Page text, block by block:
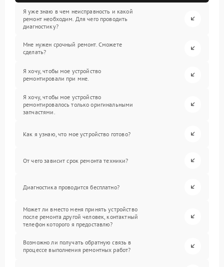
Я уже знаю в чем неисправность и какой
ремонт необходим. Для чего проводить
диагностику?
Мне нужен срочный ремонт. Сможете
сделать?
Я хочу, чтобы мое устройство
ремонтировали при мне.
Я хочу, чтобы мое устройство
ремонтировалось только оригинальными
запчастями.
Как я узнаю, что мое устройство готово?
От чего зависит срок ремонта техники?
Диагностика проводится бесплатно?
Может ли вместо меня принять устройство
после ремонта другой человек, контактный
телефон которого я предоставлю?
Возможно ли получать обратную связь в
процессе выполнения ремонтных работ?